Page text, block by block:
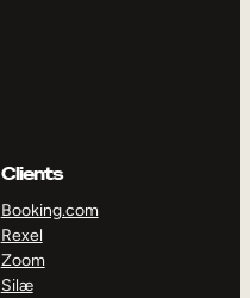
Clients
Booking.com
Rexel
Zoom
Silæ